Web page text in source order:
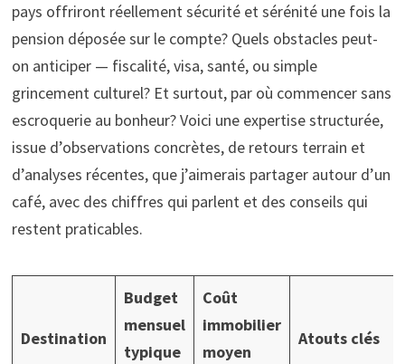
pays offriront réellement sécurité et sérénité une fois la
pension déposée sur le compte? Quels obstacles peut-
on anticiper — fiscalité, visa, santé, ou simple
grincement culturel? Et surtout, par où commencer sans
escroquerie au bonheur? Voici une expertise structurée,
issue d’observations concrètes, de retours terrain et
d’analyses récentes, que j’aimerais partager autour d’un
café, avec des chiffres qui parlent et des conseils qui
restent praticables.
Destination
Budget
mensuel
typique
Coût
immobilier
moyen
Atouts clés